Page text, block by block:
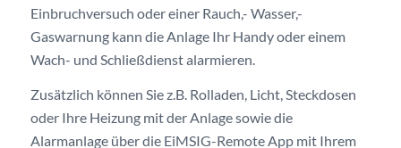
Einbruchversuch oder einer Rauch,- Wasser,-
Gaswarnung kann die Anlage Ihr Handy oder einem
Wach- und Schließdienst alarmieren.
Zusätzlich können Sie z.B. Rolladen, Licht, Steckdosen
oder Ihre Heizung mit der Anlage sowie die
Alarmanlage über die EiMSIG-Remote App mit Ihrem